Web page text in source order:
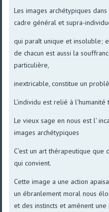
Les images archétypiques
cadre général et supra-
qui paraît unique et insoluble;
de chacun est aussi la
particulière,
inextricable, constitue un
L'individu est relié à
Le vieux sage en nous est l'
images archétypiques
C'est un art thérapeutique que
qui convient.
Cette image a une action
un ébranlement moral nous
et des instincts et amènent